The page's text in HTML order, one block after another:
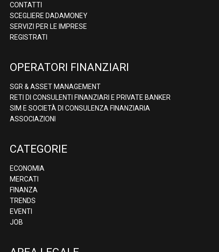
CONTATTI
SCEGLIERE DADAMONEY
SERVIZI PER LE IMPRESE
REGISTRATI
OPERATORI FINANZIARI
SGR & ASSET MANAGEMENT
RETI DI CONSULENTI FINANZIARI E PRIVATE BANKER
SIM E SOCIETÀ DI CONSULENZA FINANZIARIA
ASSOCIAZIONI
CATEGORIE
ECONOMIA
MERCATI
FINANZA
TRENDS
EVENTI
JOB